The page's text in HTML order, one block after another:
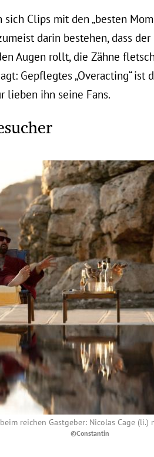
sich Clips mit den „besten
darin bestehen, dass
Augen rollt, die Zähne
Gepflegtes „Overacting“ ist
lieben ihn seine Fans.
reichen Gastgeber: Nicolas Cage (li.)
©Constantin